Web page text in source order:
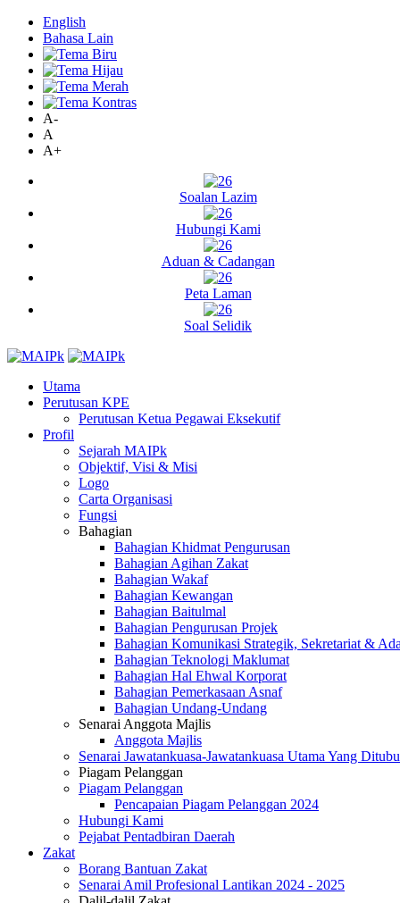
English
Bahasa Lain
A-
A
A+
Soalan Lazim
Hubungi Kami
Aduan & Cadangan
Peta Laman
Soal Selidik
Utama
Perutusan KPE
Perutusan Ketua Pegawai Eksekutif
Profil
Sejarah MAIPk
Objektif, Visi & Misi
Logo
Carta Organisasi
Fungsi
Bahagian
Bahagian Khidmat Pengurusan
Bahagian Agihan Zakat
Bahagian Wakaf
Bahagian Kewangan
Bahagian Baitulmal
Bahagian Pengurusan Projek
Bahagian Komunikasi Strategik, Sekretariat &
Bahagian Teknologi Maklumat
Bahagian Hal Ehwal Korporat
Bahagian Pemerkasaan Asnaf
Bahagian Undang-Undang
Senarai Anggota Majlis
Anggota Majlis
Senarai Jawatankuasa-Jawatankuasa Utama Yang
Piagam Pelanggan
Piagam Pelanggan
Pencapaian Piagam Pelanggan 2024
Hubungi Kami
Pejabat Pentadbiran Daerah
Zakat
Borang Bantuan Zakat
Senarai Amil Profesional Lantikan 2024 - 2025